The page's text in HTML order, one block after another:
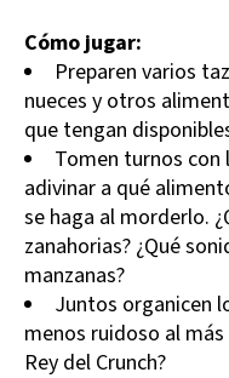
Cómo jugar:
Preparen varios
nueces y otros
que tengan
Tomen turnos
adivinar a qué
se haga al morderlo.
zanahorias? ¿Qué
manzanas?
Juntos organicen
menos ruidoso al
Rey del Crunch?